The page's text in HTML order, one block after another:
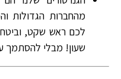
מהחברות הגדולות
לכם ראש שקט,
שעון! מבלי להסתמך